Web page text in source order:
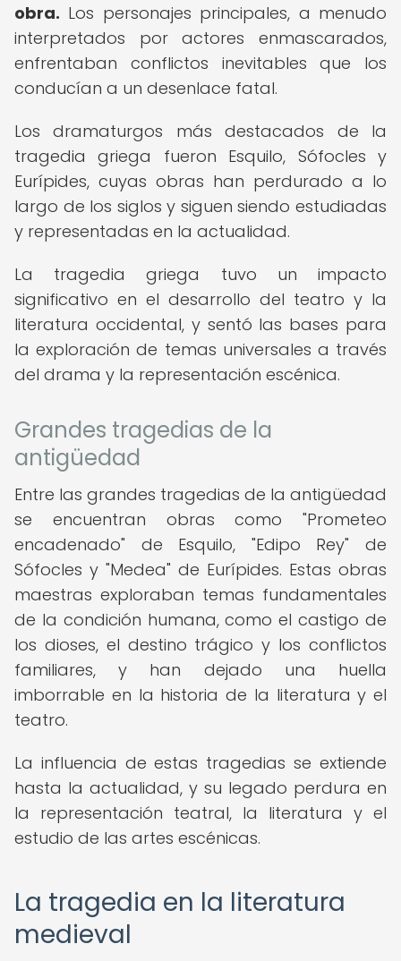
obra. Los personajes principales, a menudo
interpretados por actores enmascarados,
enfrentaban conflictos inevitables que los
conducían a un desenlace fatal.
Los dramaturgos más destacados de la
tragedia griega fueron Esquilo, Sófocles y
Eurípides, cuyas obras han perdurado a lo
largo de los siglos y siguen siendo estudiadas
y representadas en la actualidad.
La tragedia griega tuvo un impacto
significativo en el desarrollo del teatro y la
literatura occidental, y sentó las bases para
la exploración de temas universales a través
del drama y la representación escénica.
Grandes tragedias de la
antigüedad
Entre las grandes tragedias de la antigüedad
se encuentran obras como "Prometeo
encadenado" de Esquilo, "Edipo Rey" de
Sófocles y "Medea" de Eurípides. Estas obras
maestras exploraban temas fundamentales
de la condición humana, como el castigo de
los dioses, el destino trágico y los conflictos
familiares, y han dejado una huella
imborrable en la historia de la literatura y el
teatro.
La influencia de estas tragedias se extiende
hasta la actualidad, y su legado perdura en
la representación teatral, la literatura y el
estudio de las artes escénicas.
La tragedia en la literatura
medieval